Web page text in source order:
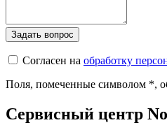
Согласен на обработку
Поля, помеченные символом *,
Сервисный центр